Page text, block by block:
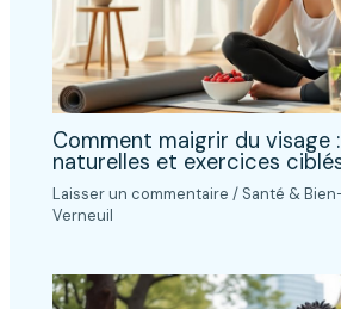
Comment maigrir du visage
naturelles et exercices
Laisser un commentaire / Santé &
Verneuil